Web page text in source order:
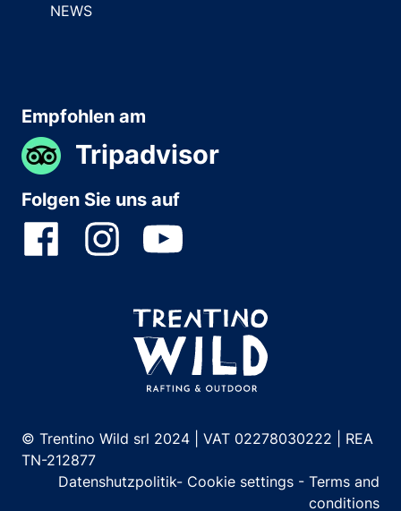
NEWS
Empfohlen am
Tripadvisor
Folgen Sie uns auf
© Trentino Wild srl 2024 | VAT 02278030222 | REA
TN-212877
Datenshutzpolitik- Cookie settings - Terms and
conditions